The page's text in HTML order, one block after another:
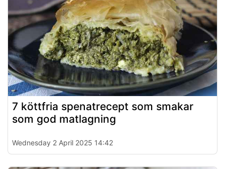
7 köttfria spenatrecept som smakar
som god matlagning
Wednesday 2 April 2025 14:42